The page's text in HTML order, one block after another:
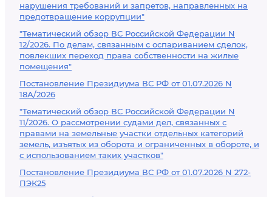
нарушения требований и запретов, направленных на
предотвращение коррупции"
"Тематический обзор ВС Российской Федерации N
12/2026. По делам, связанным с оспариванием сделок,
повлекших переход права собственности на жилые
помещения"
Постановление Президиума ВС РФ от 01.07.2026 N
18А/2026
"Тематический обзор ВС Российской Федерации N
11/2026. О рассмотрении судами дел, связанных с
правами на земельные участки отдельных категорий
земель, изъятых из оборота и ограниченных в обороте, и
с использованием таких участков"
Постановление Президиума ВС РФ от 01.07.2026 N 272-
ПЭК25